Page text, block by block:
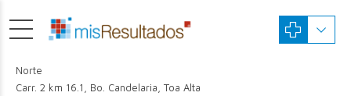
Norte
Carr. 2 km 16.1, Bo. Candelaria, Toa Alta